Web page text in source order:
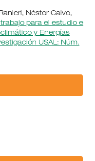
Néstor Calvo,
para el estudio e
y Energías
USAL: Núm.